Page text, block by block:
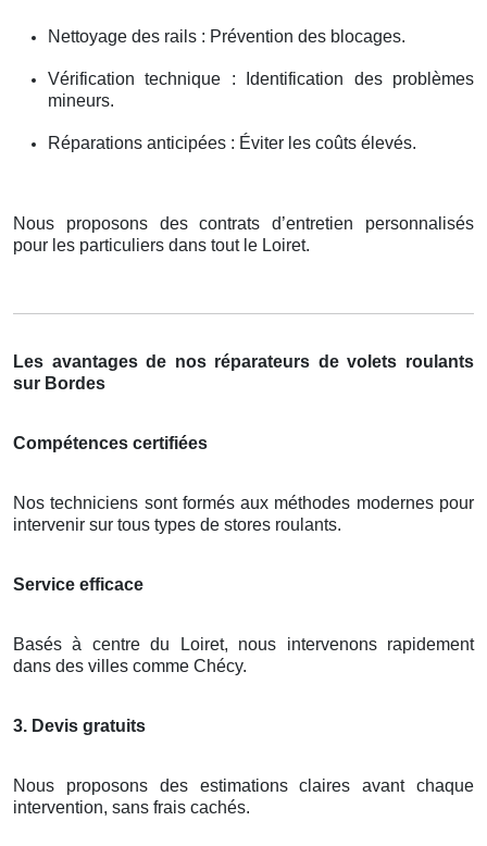
Nettoyage des rails : Prévention des blocages.
Vérification technique : Identification des problèmes
mineurs.
Réparations anticipées : Éviter les coûts élevés.
Nous proposons des contrats d’entretien personnalisés
pour les particuliers dans tout le Loiret.
Les avantages de nos réparateurs de volets roulants
sur Bordes
Compétences certifiées
Nos techniciens sont formés aux méthodes modernes pour
intervenir sur tous types de stores roulants.
Service efficace
Basés à centre du Loiret, nous intervenons rapidement
dans des villes comme Chécy.
3. Devis gratuits
Nous proposons des estimations claires avant chaque
intervention, sans frais cachés.